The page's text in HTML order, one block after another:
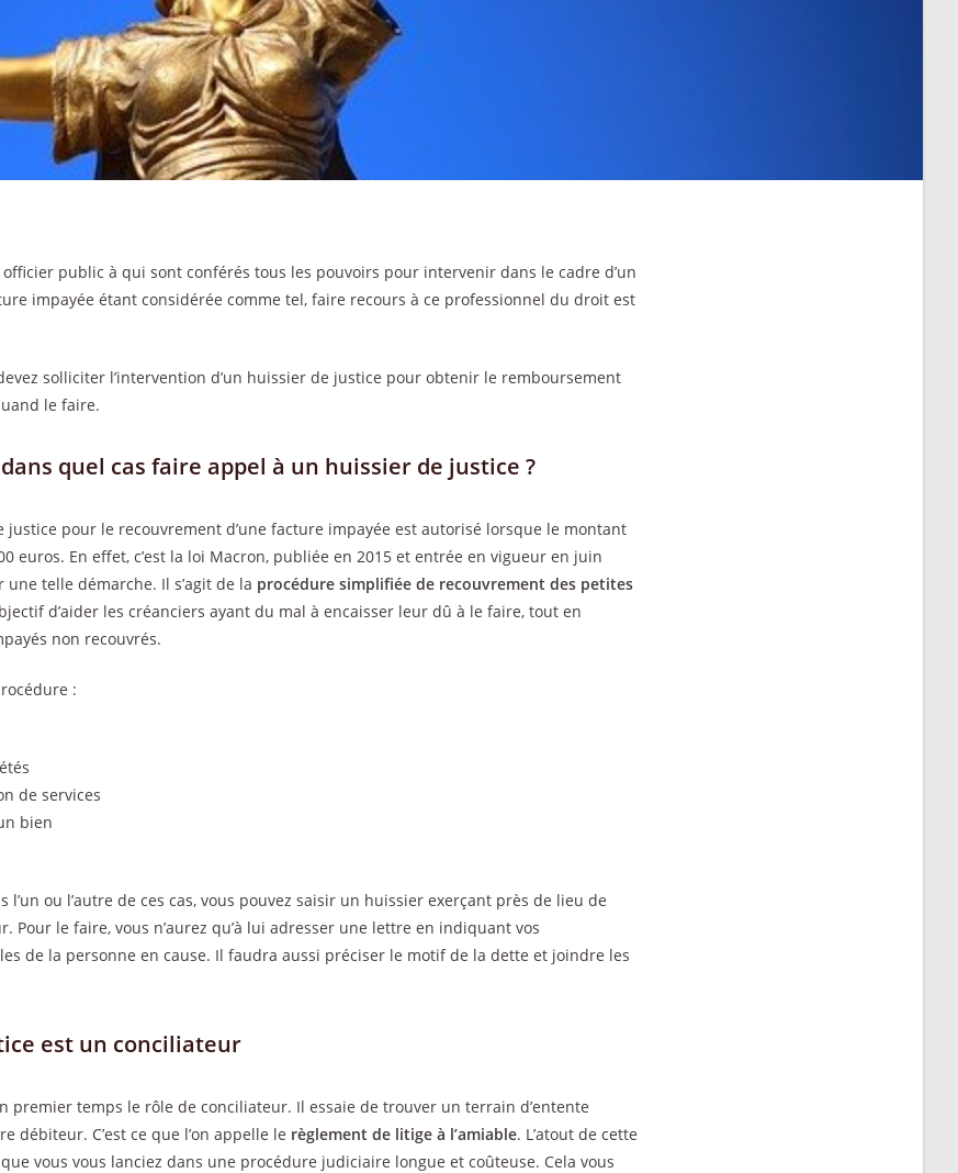
officier public à qui sont conférés tous les pouvoirs pour intervenir dans le cadre d’un
impayée étant considérée comme tel, faire recours à ce professionnel du droit est
solliciter l’intervention d’un huissier de justice pour obtenir le remboursement
le faire.
quel cas faire appel à un huissier de justice ?
justice pour le recouvrement d’une facture impayée est autorisé lorsque le montant
euros. En effet, c’est la loi Macron, publiée en 2015 et entrée en vigueur en juin
telle démarche. Il s’agit de la procédure simplifiée de recouvrement des petites
d’aider les créanciers ayant du mal à encaisser leur dû à le faire, tout en
non recouvrés.
:
de services
bien
l’un ou l’autre de ces cas, vous pouvez saisir un huissier exerçant près de lieu de
Pour le faire, vous n’aurez qu’à lui adresser une lettre en indiquant vos
de la personne en cause. Il faudra aussi préciser le motif de la dette et joindre les
est un conciliateur
premier temps le rôle de conciliateur. Il essaie de trouver un terrain d’entente
débiteur. C’est ce que l’on appelle le règlement de litige à l’amiable. L’atout de cette
vous vous lanciez dans une procédure judiciaire longue et coûteuse. Cela vous